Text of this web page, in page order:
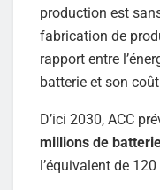
production est
fabrication de
rapport entre
batterie et son
D’ici 2030, ACC
millions de
l’équivalent de 120